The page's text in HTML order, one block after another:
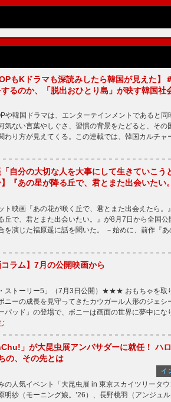
もKドラマも深読みしたら韓国が見えた】
るのか、「脱出おひとり島」が映す韓国社
や韓国ドラマは、エンターテインメントであると同
気ない言葉やしぐさ、習慣の背景をたどると、その
わり方が見えてくる。この連載では、韓国カルチ
自分の大切な人を大事にして生きていこう
『あの星が降る丘で、君とまた出会いたい
ト映画『あの花が咲く丘で、君とまた出会えたら。
丘で、君とまた出会いたい。』が8月7日から全国
を演じた福原遥に話を聞いた。 －始めに、前作『
コラム】7月の公開映画から
・ストーリー5」（7月3日公開）★★★ おもちゃを
ニーの成長を見守ってきたカウガール人形のジェシ
ーパッド」の登場で、ボニーは画面の世界に夢中に
」が大昆虫展アンバサダーに就任！ ハ
の、その先とは
イ
の人気イベント「大昆虫展 in 東京スカイツリータ
明紗（モーニング娘。’26）、長野桃羽（アンジュ